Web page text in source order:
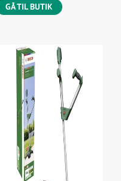
GÅ TIL BUTIK